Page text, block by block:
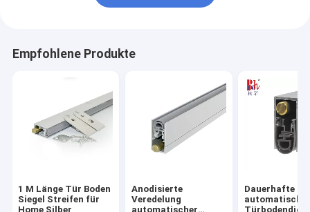
Empfohlene Produkte
1 M Länge Tür Boden
Siegel Streifen für
Home Silber
Anodisierte
Veredelung
automatischer
Dauerhafte
automatische